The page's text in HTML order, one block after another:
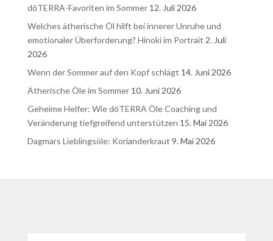
dōTERRA-Favoriten im Sommer 12. Juli 2026
Welches ätherische Öl hilft bei innerer Unruhe und
emotionaler Überforderung? Hinoki im Portrait 2. Juli
2026
Wenn der Sommer auf den Kopf schlägt 14. Juni 2026
Ätherische Öle im Sommer 10. Juni 2026
Geheime Helfer: Wie dōTERRA Öle Coaching und
Veränderung tiefgreifend unterstützen 15. Mai 2026
Dagmars Lieblingsöle: Korianderkraut 9. Mai 2026